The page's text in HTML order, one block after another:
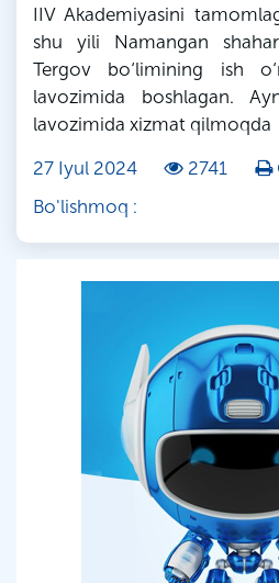
IIV Akademiyasini
shu yili Namangan
Tergov bo‘limining ish
lavozimida boshlagan.
lavozimida xizmat qilmoqda
27 Iyul 2024
2741
Bo'lishmoq :